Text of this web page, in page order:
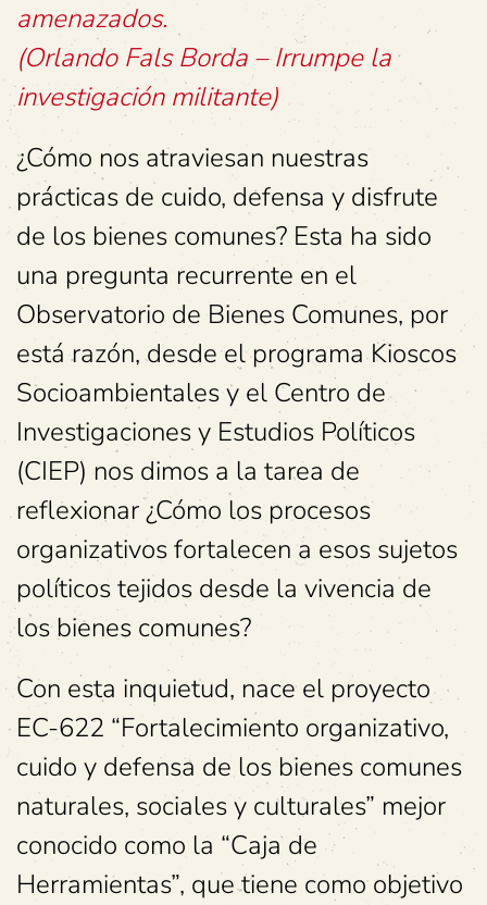
amenazados.
(Orlando Fals Borda – Irrumpe la
investigación militante)
¿Cómo nos atraviesan nuestras
prácticas de cuido, defensa y disfrute
de los bienes comunes? Esta ha sido
una pregunta recurrente en el
Observatorio de Bienes Comunes, por
está razón, desde el programa Kioscos
Socioambientales y el Centro de
Investigaciones y Estudios Políticos
(CIEP) nos dimos a la tarea de
reflexionar ¿Cómo los procesos
organizativos fortalecen a esos sujetos
políticos tejidos desde la vivencia de
los bienes comunes?
Con esta inquietud, nace el proyecto
EC-622 “Fortalecimiento organizativo,
cuido y defensa de los bienes comunes
naturales, sociales y culturales” mejor
conocido como la “Caja de
Herramientas”, que tiene como objetivo